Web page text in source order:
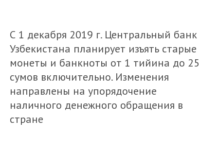
С 1 декабря 2019 г. Центральный банк
Узбекистана планирует изъять старые
монеты и банкноты от 1 тийина до 25
сумов включительно. Изменения
направлены на упорядочение
наличного денежного обращения в
стране